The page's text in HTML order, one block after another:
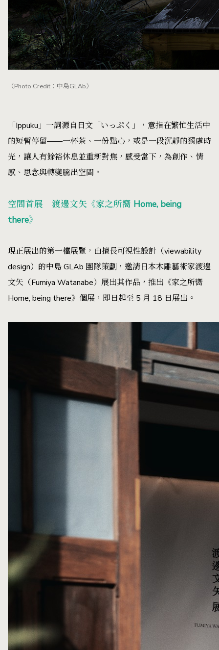
（Photo Credit：中島GLAb）
「Ippuku」一詞源自日文「いっぷく」，意指在繁忙生活中
的短暫停留——一杯茶、一份點心，或是一段沉靜的獨處時
光，讓人有餘裕休息並重新對焦，感受當下，為創作、情
感、思念與轉變騰出空間。
空間首展 渡邊文矢《家之所嚮 Home, being
there》
現正展出的第一檔展覽，由擅長可視性設計（viewability
design）的中島 GLAb 團隊策劃，邀請日本木雕藝術家渡邊
文矢（Fumiya Watanabe）展出其作品，推出《家之所嚮
Home, being there》個展，即日起至 5 月 18 日展出。